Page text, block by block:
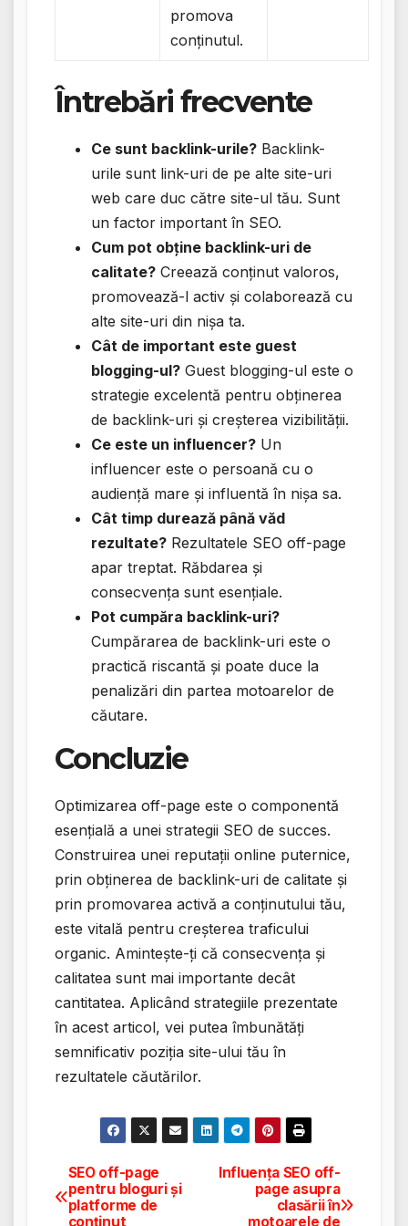
promova
conținutul.
Întrebări frecvente
Ce sunt backlink-urile? Backlink-
urile sunt link-uri de pe alte site-uri
web care duc către site-ul tău. Sunt
un factor important în SEO.
Cum pot obține backlink-uri de
calitate? Creează conținut valoros,
promovează-l activ și colaborează cu
alte site-uri din nișa ta.
Cât de important este guest
blogging-ul? Guest blogging-ul este o
strategie excelentă pentru obținerea
de backlink-uri și creșterea vizibilității.
Ce este un influencer? Un
influencer este o persoană cu o
audiență mare și influentă în nișa sa.
Cât timp durează până văd
rezultate? Rezultatele SEO off-page
apar treptat. Răbdarea și
consecvența sunt esențiale.
Pot cumpăra backlink-uri?
Cumpărarea de backlink-uri este o
practică riscantă și poate duce la
penalizări din partea motoarelor de
căutare.
Concluzie
Optimizarea off-page este o componentă
esențială a unei strategii SEO de succes.
Construirea unei reputații online puternice,
prin obținerea de backlink-uri de calitate și
prin promovarea activă a conținutului tău,
este vitală pentru creșterea traficului
organic. Amintește-ți că consecvența și
calitatea sunt mai importante decât
cantitatea. Aplicând strategiile prezentate
în acest articol, vei putea îmbunătăți
semnificativ poziția site-ului tău în
rezultatele căutărilor.
Navigare
Influența SEO off-
page asupra
clasării în
motoarele de
SEO off-page
pentru bloguri și
platforme de
conținut